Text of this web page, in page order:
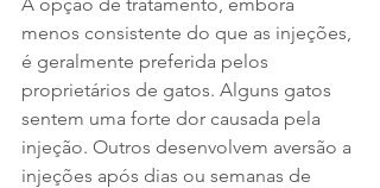
menos consistente do que as injeções,
é geralmente preferida pelos
proprietários de gatos. Alguns gatos
sentem uma forte dor causada pela
injeção. Outros desenvolvem aversão a
injeções após dias ou semanas de